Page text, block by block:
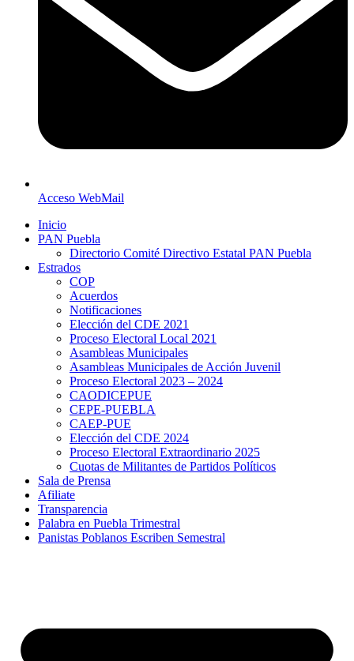
Acceso WebMail
Inicio
PAN Puebla
Directorio Comité Directivo Estatal PAN Puebla
Estrados
COP
Acuerdos
Notificaciones
Elección del CDE 2021
Proceso Electoral Local 2021
Asambleas Municipales
Asambleas Municipales de Acción Juvenil
Proceso Electoral 2023 – 2024
CAODICEPUE
CEPE-PUEBLA
CAEP-PUE
Elección del CDE 2024
Proceso Electoral Extraordinario 2025
Cuotas de Militantes de Partidos Políticos
Sala de Prensa
Afiliate
Transparencia
Palabra en Puebla Trimestral
Panistas Poblanos Escriben Semestral